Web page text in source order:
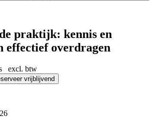
trainingen en opleidingen kunnen we
praktijk: kennis en
effectief overdragen
excl. btw
vrijblijvend